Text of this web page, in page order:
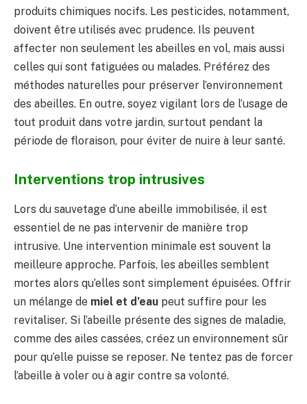
produits chimiques nocifs. Les pesticides, notamment,
doivent être utilisés avec prudence. Ils peuvent
affecter non seulement les abeilles en vol, mais aussi
celles qui sont fatiguées ou malades. Préférez des
méthodes naturelles pour préserver l’environnement
des abeilles. En outre, soyez vigilant lors de l’usage de
tout produit dans votre jardin, surtout pendant la
période de floraison, pour éviter de nuire à leur santé.
Interventions trop intrusives
Lors du sauvetage d’une abeille immobilisée, il est
essentiel de ne pas intervenir de manière trop
intrusive. Une intervention minimale est souvent la
meilleure approche. Parfois, les abeilles semblent
mortes alors qu’elles sont simplement épuisées. Offrir
un mélange de miel et d’eau peut suffire pour les
revitaliser. Si l’abeille présente des signes de maladie,
comme des ailes cassées, créez un environnement sûr
pour qu’elle puisse se reposer. Ne tentez pas de forcer
l’abeille à voler ou à agir contre sa volonté.